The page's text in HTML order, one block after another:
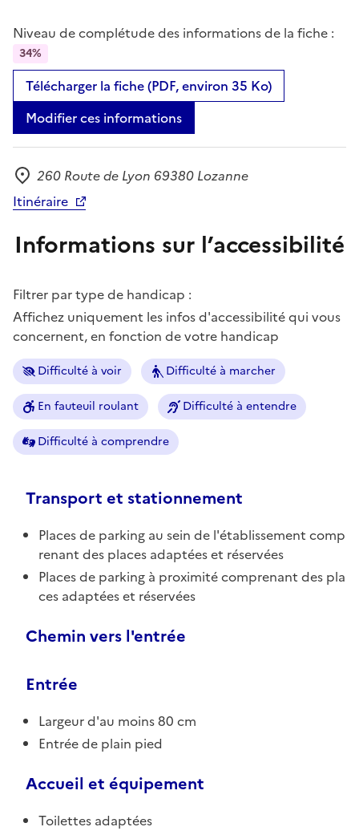
Niveau de complétude des informations de la fiche :
34%
Télécharger la fiche (PDF, environ 35 Ko)
Modifier ces informations
Adresse
260 Route de Lyon 69380 Lozanne
Itinéraire
Informations sur l’accessibilité
Filtrer par type de handicap :
Affichez uniquement les infos d'accessibilité qui vous
concernent, en fonction de votre handicap
Difficulté à voir Difficulté à marcher
En fauteuil roulant Difficulté à entendre
Difficulté à comprendre
Transport et stationnement
Places de parking au sein de l'établissement comp
renant des places adaptées et réservées
Places de parking à proximité comprenant des pla
ces adaptées et réservées
Chemin vers l'entrée
Entrée
Largeur d'au moins 80 cm
Entrée de plain pied
Accueil et équipement
Toilettes adaptées